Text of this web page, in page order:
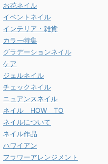
お花ネイル
イベントネイル
インテリア・雑貨
カラー特集
グラデーションネイル
ケア
ジェルネイル
チェックネイル
ニュアンスネイル
ネイル HOW TO
ネイルについて
ネイル作品
ハワイアン
フラワーアレンジメント